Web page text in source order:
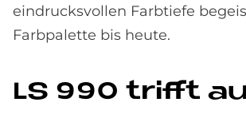
eindrucksvollen Farbtiefe
Farbpalette bis heute.
LS 990 trif­ft